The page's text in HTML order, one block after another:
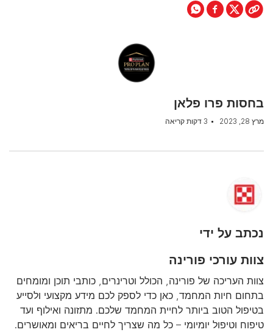
בחסות פרו פלאן
מרץ 28, 2023 3 דקות קריאה
נכתב על ידי
צוות עורכי פורינה
צוות העריכה של פורינה, הכולל וטרינרים, כותבי תוכן ומומחים
בתחום חיות המחמד, כאן כדי לספק לכם מידע מקצועי ולסייע
בטיפול הטוב ביותר לחיית המחמד שלכם. מתזונה ואילוף ועד
טיפוח וטיפול יומיומי – כל מה שצריך לחיים בריאים ומאושרים.